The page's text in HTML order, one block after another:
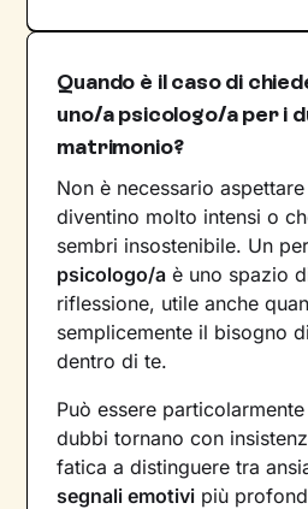
Quando è il caso di
uno/a psicologo/a per i
matrimonio?
Non è necessario
diventino molto intensi o
sembri insostenibile. Un
psicologo/a è uno spazio
riflessione, utile anche
semplicemente il bisogno
dentro di te.
Può essere
dubbi tornano con
fatica a distinguere tra
segnali emotivi più